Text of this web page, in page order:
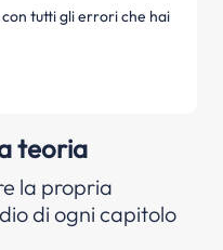
tutti gli errori che hai
teoria
la propria
di ogni capitolo